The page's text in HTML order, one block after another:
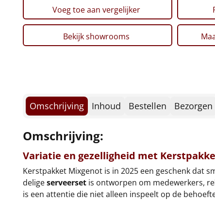
Voeg toe aan vergelijker
Bekijk showrooms
Omschrijving Inhoud Bestellen Bezorgen
Omschrijving:
Variatie en gezelligheid met
Kerstpakket Mixgenot is in 2025 een geschenk dat
deligeserveerset is ontworpen om medewerkers,
is een attentie die niet alleen inspeelt op de